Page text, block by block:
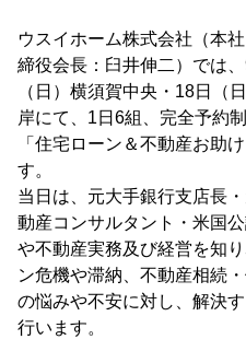
ウスイホーム株式会社（本
締役会長：臼井伸二）では
（日）横須賀中央・18日（
岸にて、1日6組、完全予約
「住宅ローン＆不動産お助
す。
当日は、元大手銀行支店長
動産コンサルタント・米国
や不動産実務及び経営を知
ン危機や滞納、不動産相続
の悩みや不安に対し、解決
行います。